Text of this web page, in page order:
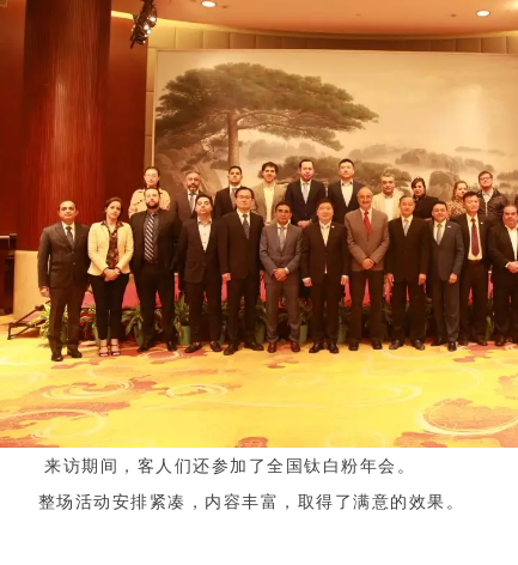
来访期间，客人们还参加了全国钛白粉年会。
整场活动安排紧凑，内容丰富，取得了满意的效果。